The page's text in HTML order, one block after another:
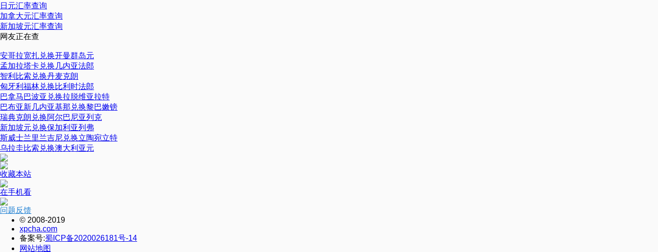
日元汇率查询
加拿大元汇率查询
新加坡元汇率查询
网友正在查
安哥拉宽扎兑换开曼群岛元
孟加拉塔卡兑换几内亚法郎
智利比索兑换丹麦克朗
匈牙利福林兑换比利时法郎
巴拿马巴波亚兑换拉脱维亚拉特
巴布亚新几内亚基那兑换黎巴嫩镑
瑞典克朗兑换阿尔巴尼亚列克
新加坡元兑换保加利亚列弗
斯威士兰里兰吉尼兑换立陶宛立特
乌拉圭比索兑换澳大利亚元
收藏本站
在手机看
问题反馈
© 2008-2019
xpcha.com
备案号:蜀ICP备2020026181号-14
网站地图